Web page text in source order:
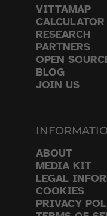
VITTAMAP
RESEARCH
PARTNERS
OPEN
BLOG
JOIN US
ABOUT
MEDIA KIT
LEGAL
COOKIES
PRIVACY